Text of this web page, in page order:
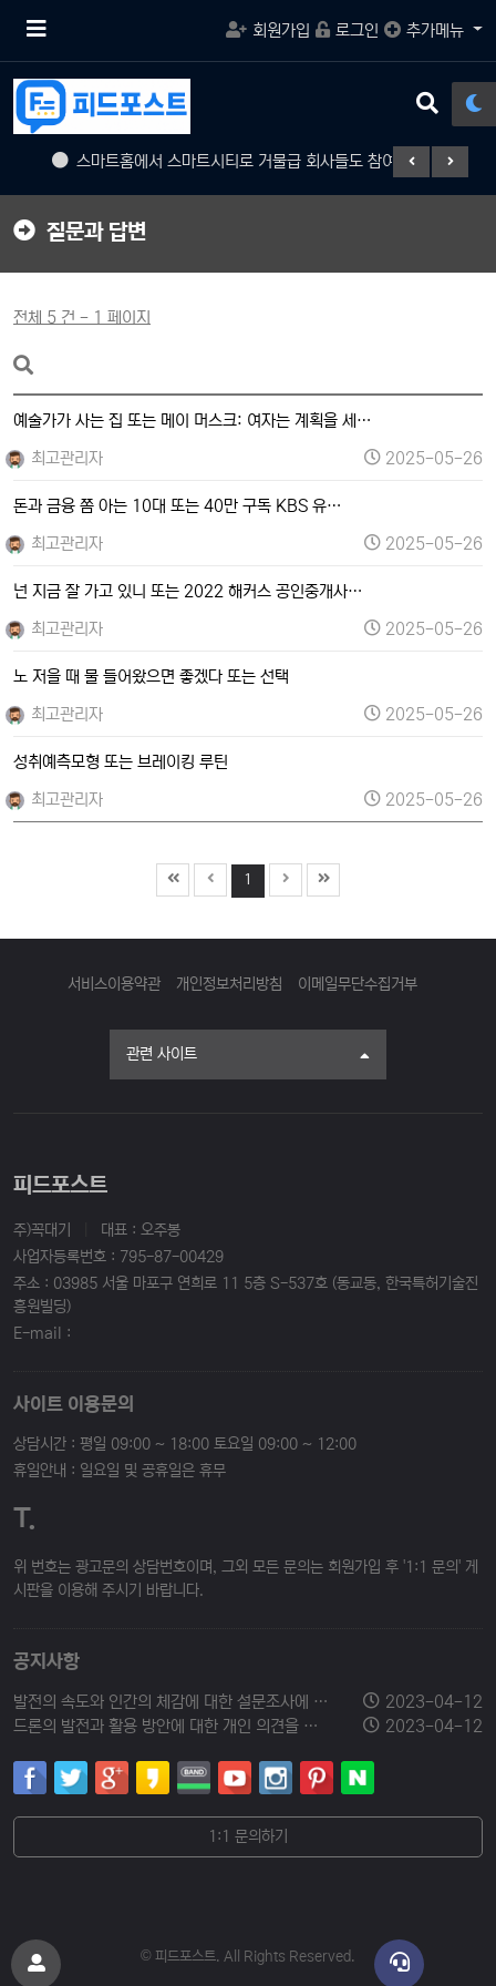
메
튼
회원가입 로그인 추가메뉴
스마트홈에서 스마트시티로 거물급 회사들도 참여 게임의
검
버
질문과 답변
전체 5 건 - 1 페이지
예술가가 사는 집 또는 메이 머스크: 여자는 계획을 세…
최고관리자
2025-05-26
돈과 금융 쫌 아는 10대 또는 40만 구독 KBS 유…
최고관리자
2025-05-26
넌 지금 잘 가고 있니 또는 2022 해커스 공인중개사…
최고관리자
2025-05-26
노 저을 때 물 들어왔으면 좋겠다 또는 선택
최고관리자
2025-05-26
성취예측모형 또는 브레이킹 루틴
최고관리자
2025-05-26
1
서비스이용약관 개인정보처리방침 이메일무단수집거부
관련 사이트
피드포스트
주)꼭대기
대표 : 오주봉
사업자등록번호 : 795-87-00429
주소 : 03985 서울 마포구 연희로 11 5층 S-537호 (동교동, 한국특허기술진
흥원빌딩)
E-mail :
사이트 이용문의
상담시간 : 평일 09:00 ~ 18:00 토요일 09:00 ~ 12:00
휴일안내 : 일요일 및 공휴일은 휴무
T.
위 번호는 광고문의 상담번호이며, 그외 모든 문의는 회원가입 후 '1:1 문의' 게
시판을 이용해 주시기 바랍니다.
공지사항
발전의 속도와 인간의 체감에 대한 설문조사에 참여해 주세요.
2023-04-12
드론의 발전과 활용 방안에 대한 개인 의견을 남겨주세요.
2023-04-12
1:1 문의하기
© 피드포스트. All Rights Reserved.